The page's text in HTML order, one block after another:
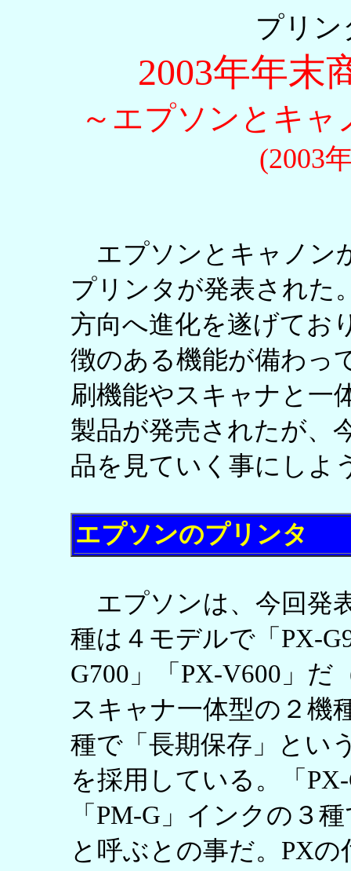
プリン
2003年年末
～エプソンとキ
(2003
エプソンとキャノン
プリンタが発表された
方向へ進化を遂げてお
徴のある機能が備わっ
刷機能やスキャナと一
製品が発売されたが、
品を見ていく事にしよ
エプソンのプリンタ
エプソンは、今回発
種は４モデルで「PX-
G700」「PX-V600」
スキャナ一体型の２機
種で「長期保存」とい
を採用している。「
「PM-G」インクの３
と呼ぶとの事だ。PX